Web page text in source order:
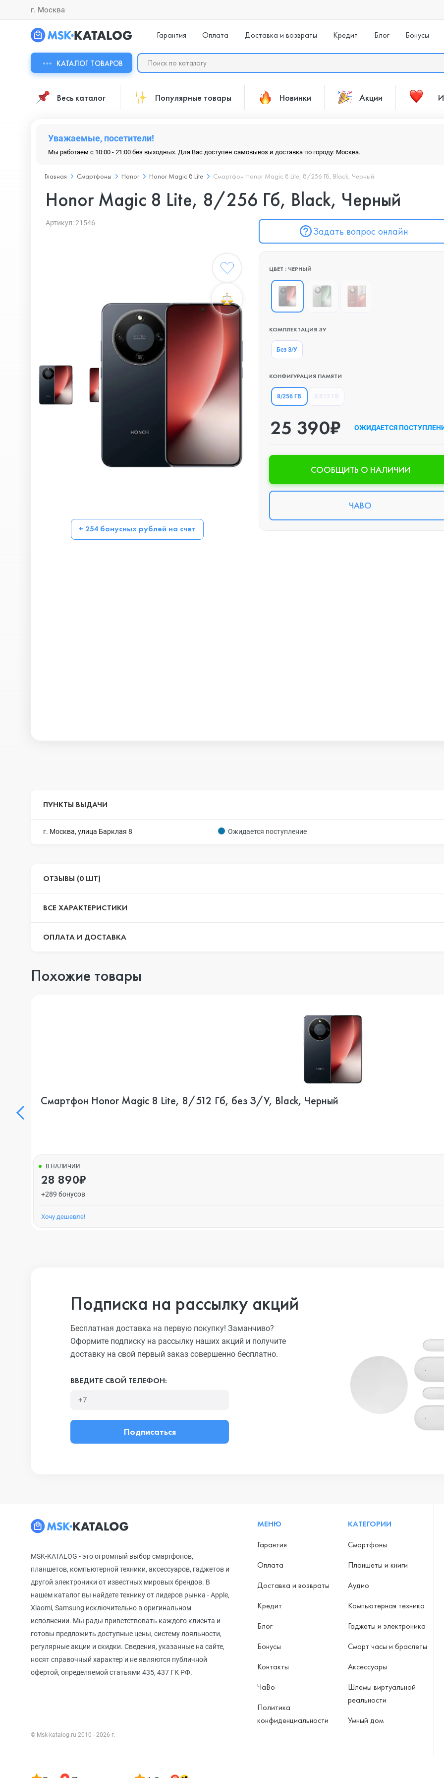
г. Москва
Гарантия Оплата Доставка и возвраты Кредит Блог Бонусы
КАТАЛОГ ТОВАРОВ
Весь каталог Популярные товары Новинки Акции
Уважаемые, посетители!
Мы работаем с 10:00 - 21:00 без выходных. Для Вас доступен самовывоз и доставка по городу: Москва.
Главная Смартфоны Honor Honor Magic 8 Lite Смартфон Honor Magic 8 Lite, 8/256 Гб, Black, Черный
Honor Magic 8 Lite, 8/256 Гб, Black, Черный
Артикул: 21546
Задать вопрос онлайн
+ 254 бонусных рублей на счет
ЦВЕТ : ЧЕРНЫЙ
КОМПЛЕКТАЦИЯ ЗУ
Без З/У
КОНФИГУРАЦИЯ ПАМЯТИ
8/256 ГБ
25 390₽ ОЖИДАЕТСЯ
CООБЩИТЬ О НАЛИЧИИ
ЧАВО
ПУНКТЫ ВЫДАЧИ
г. Москва, улица Барклая 8 Ожидается поступление
ОТЗЫВЫ (0 ШТ)
ВСЕ ХАРАКТЕРИСТИКИ
ОПЛАТА И ДОСТАВКА
Похожие товары
Смартфон Honor Magic 8 Lite, 8/512 Гб, без З/У, Black, Черный
В НАЛИЧИИ
28 890₽
+289 бонусов
Хочу дешевле!
Подписка на рассылку акций
Бесплатная доставка на первую покупку! Заманчиво?
Оформите подписку на рассылку наших акций и получите
доставку на свой первый заказ совершенно бесплатно.
ВВЕДИТЕ СВОЙ ТЕЛЕФОН:
Подписаться
MSK-KATALOG - это огромный выбор смартфонов,
планшетов, компьютерной техники, аксессуаров, гаджетов и
другой электроники от известных мировых брендов. В
нашем каталог вы найдете технику от лидеров рынка - Apple,
Xiaomi, Samsung исключительно в оригинальном
исполнении. Мы рады приветствовать каждого клиента и
готовы предложить доступные цены, систему лояльности,
регулярные акции и скидки. Сведения, указанные на сайте,
носят справочный характер и не являются публичной
офертой, определяемой статьями 435, 437 ГК РФ.
© Msk-katalog.ru 2010 - 2026 г.
МЕНЮ
Гарантия
Оплата
Доставка и возвраты
Кредит
Блог
Бонусы
Контакты
ЧаВо
Политика
конфиденциальности
КАТЕГОРИИ
Смартфоны
Планшеты и книги
Аудио
Компьютерная техника
Гаджеты и электроника
Смарт часы и браслеты
Аксессуары
Шлемы виртуальной
реальности
Умный дом